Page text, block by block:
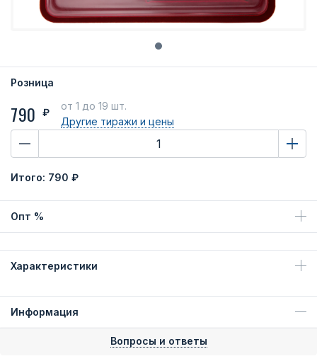
Розница
790 ₽
от 1до 19 шт.
Другие тиражии цены
Итого: 790 ₽
Опт %
Характеристики
Информация
Вопросы и ответы